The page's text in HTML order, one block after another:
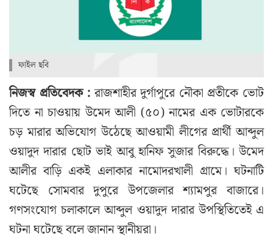
ফাইল ছবি
নিজস্ব প্রতিবেদক :রাজশাহীর দুর্গাপুরে নৌকা প্রতীকে ভোট
দিতে না চাওয়ায় উমেদ আলী (৫০) নামের এক ভোটারকে
চড় মারার অভিযোগ উঠেছে আওয়ামী লীগের প্রার্থী আব্দুল
ওয়াদুদ দারার ছোট ভাই আবু হানিফ সুজার বিরুদ্ধে। উমেদ
আলীর বাড়ি একই এলাকার নামোদরখালী গ্রামে। ঘটনাটি
ঘটেছে সোমবার দুপুরে উপজেলার শ্যামপুর বাজারে।
গণসংযোগ চলাকালে আব্দুল ওয়াদুদ দারার উপস্থিতিতেই এ
ঘটনা ঘটেছে বলে জানান স্থানীয়রা।